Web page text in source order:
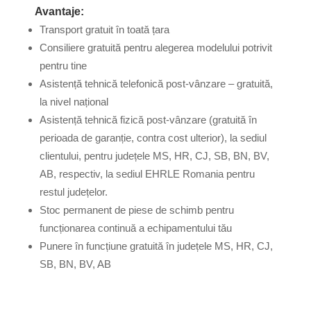
Avantaje:
Transport gratuit în toată țara
Consiliere gratuită pentru alegerea modelului potrivit
pentru tine
Asistență tehnică telefonică post-vânzare – gratuită,
la nivel național
Asistență tehnică fizică post-vânzare (gratuită în
perioada de garanție, contra cost ulterior), la sediul
clientului, pentru județele MS, HR, CJ, SB, BN, BV,
AB, respectiv, la sediul EHRLE Romania pentru
restul județelor.
Stoc permanent de piese de schimb pentru
funcționarea continuă a echipamentului tău
Punere în funcțiune gratuită în județele MS, HR, CJ,
SB, BN, BV, AB